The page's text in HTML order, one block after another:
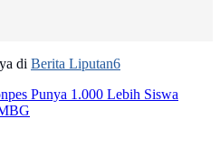
di Berita Liputan6
Punya 1.000 Lebih Siswa